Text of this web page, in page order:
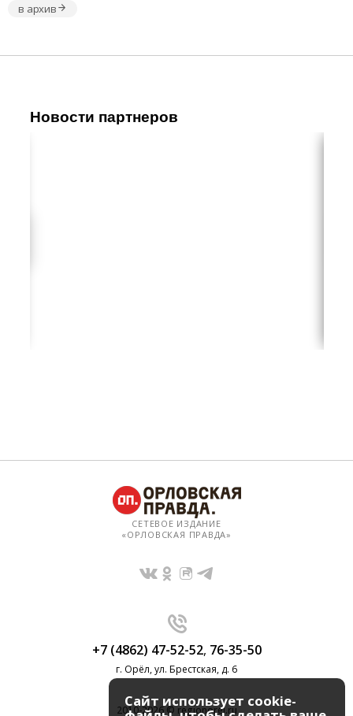
в архив
Новости партнеров
СЕТЕВОЕ ИЗДАНИЕ
«ОРЛОВСКАЯ ПРАВДА»
+7 (4862) 47-52-52, 76-35-50
г. Орёл, ул. Брестская, д. 6
2010-2026 © regionorel.ru
Сайт использует cookie-